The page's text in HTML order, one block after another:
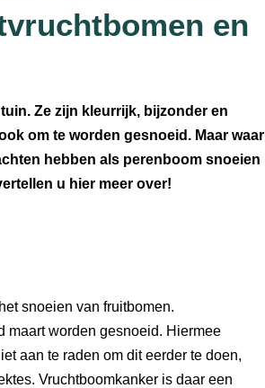
en
Ze zijn kleurrijk, bijzonder en
om te worden gesnoeid. Maar waar
hebben als perenboom snoeien
u hier meer over!
snoeien van fruitbomen.
maart worden gesnoeid. Hiermee
aan te raden om dit eerder te doen,
Vruchtboomkanker is daar een